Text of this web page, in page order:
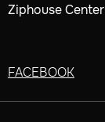
Ziphouse Center
FACEBOOK